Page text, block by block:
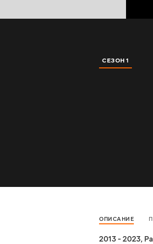
СЕЗОН 1
ОПИСАНИЕ
2013 - 2023,